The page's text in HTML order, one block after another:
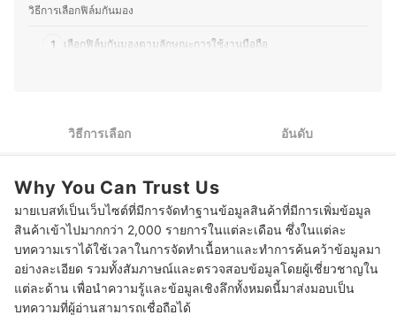
ตัวเองชื่อ Blackkat Gamer โดยเน้นเนื้อหาเกี่ยวกับ เกมมือ
ด้าน ทำให้คุณเคย์มีความเข้าใจลึกซึ้งทั้งในเรื่อง เทคโนโลยี
วิธีการเลือกฟิล์มกันมอง
1 เลือกฟิล์มกันมองตามลักษณะการใช้งานมือถือ
องศา
5
เลือกฟิล์มกันมองจากฟังก์ชันเสริมเพิ่มเติม ช่วยเพิ่มความสะดวกใน
การใช้งาน
10 ฟิล์มกันมอง ฟิล์มกระจก ทนทาน ป้องกันรอบทิศทาง
ฟิล์มกันมองติดตั้งเองได้หรือไม่
วิธีการเลือก อันดับ
Why You Can Trust Us
มายเบสท์เป็นเว็บไซต์ที่มีการจัดทำฐานข้อมูลสินค้าที่มีการเพิ่มข้อมูล
สินค้าเข้าไปมากกว่า 2,000 รายการในแต่ละเดือน ซึ่งในแต่ละ
บทความเราได้ใช้เวลาในการจัดทำเนื้อหาและทำการค้นคว้าข้อมูลมา
อย่างละเอียด รวมทั้งสัมภาษณ์และตรวจสอบข้อมูลโดยผู้เชี่ยวชาญใน
แต่ละด้าน เพื่อนำความรู้และข้อมูลเชิงลึกทั้งหมดนี้มาส่งมอบเป็น
บทความที่ผู้อ่านสามารถเชื่อถือได้